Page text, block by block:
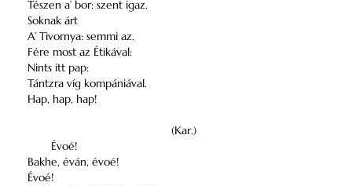
Tészen a’ bor: szent igaz.
Soknak árt
A’ Tivornya: semmi az.
Fére most az Étikával:
Nints itt pap:
Tántzra víg kompániával.
Hap, hap, hap!
(Kar.)
Évoé!
Bakhe, éván, évoé!
Évoé!